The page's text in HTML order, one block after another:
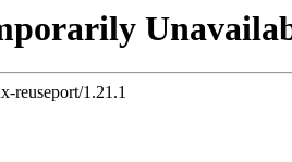
reuseport/1.21.1